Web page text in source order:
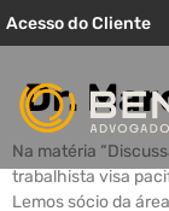
Acesso do Cliente
Dr.
Na matéria
trabalhista visa
Lemos sócio da